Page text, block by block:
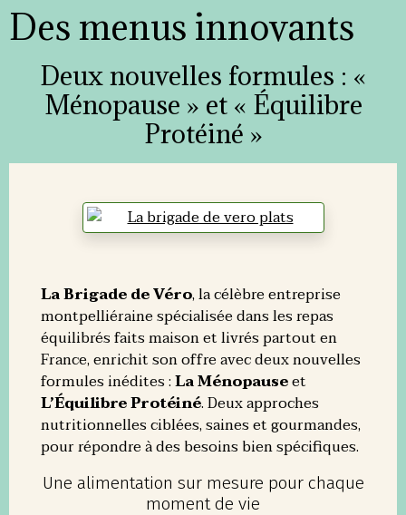
Des menus innovants
Deux nouvelles formules : «
Ménopause » et « Équilibre
Protéiné »
La Brigade de Véro, la célèbre entreprise
montpelliéraine spécialisée dans les repas
équilibrés faits maison et livrés partout en
France, enrichit son offre avec deux nouvelles
formules inédites :La Ménopauseet
L’Équilibre Protéiné. Deux approches
nutritionnelles ciblées, saines et gourmandes,
pour répondre à des besoins bien spécifiques.
Une alimentation sur mesure pour chaque
moment de vie